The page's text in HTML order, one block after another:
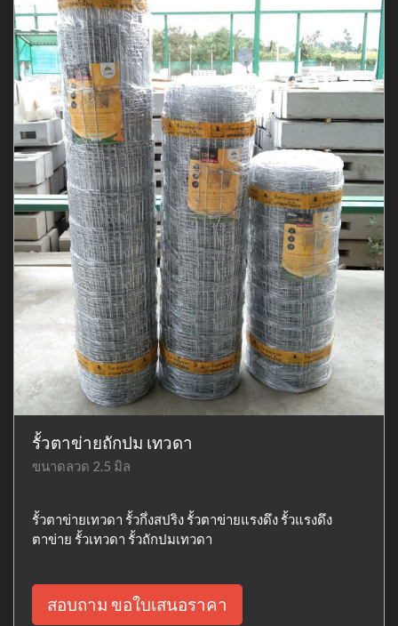
รั้วตาข่ายถักปม เทวดา
ขนาดลวด 2.5 มิล
รั้วตาข่ายเทวดา รั้วกึ่งสปริง รั้วตาข่ายแรงดึง รั้วแรงดึง
ตาข่าย รั้วเทวดา รั้วถักปมเทวดา
สอบถาม ขอใบเสนอราคา